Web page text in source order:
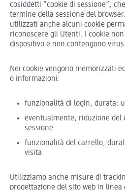
cosiddetti “cookie di sessione”,
termine della sessione del
utilizzati anche alcuni cookie
riconoscere gli Utenti. I cookie
dispositivo e non contengono virus.
Nei cookie vengono memorizzati
o informazioni:
funzionalità di login, durata:
eventualmente, riduzione del
sessione
funzionalità del carrello,
visita.
Utilizziamo anche misure di
progettazione del sito web in linea